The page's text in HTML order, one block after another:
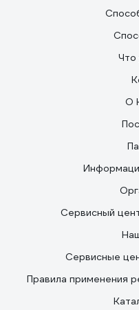
Что
О
Сервисный
Сервисные
Правила применения